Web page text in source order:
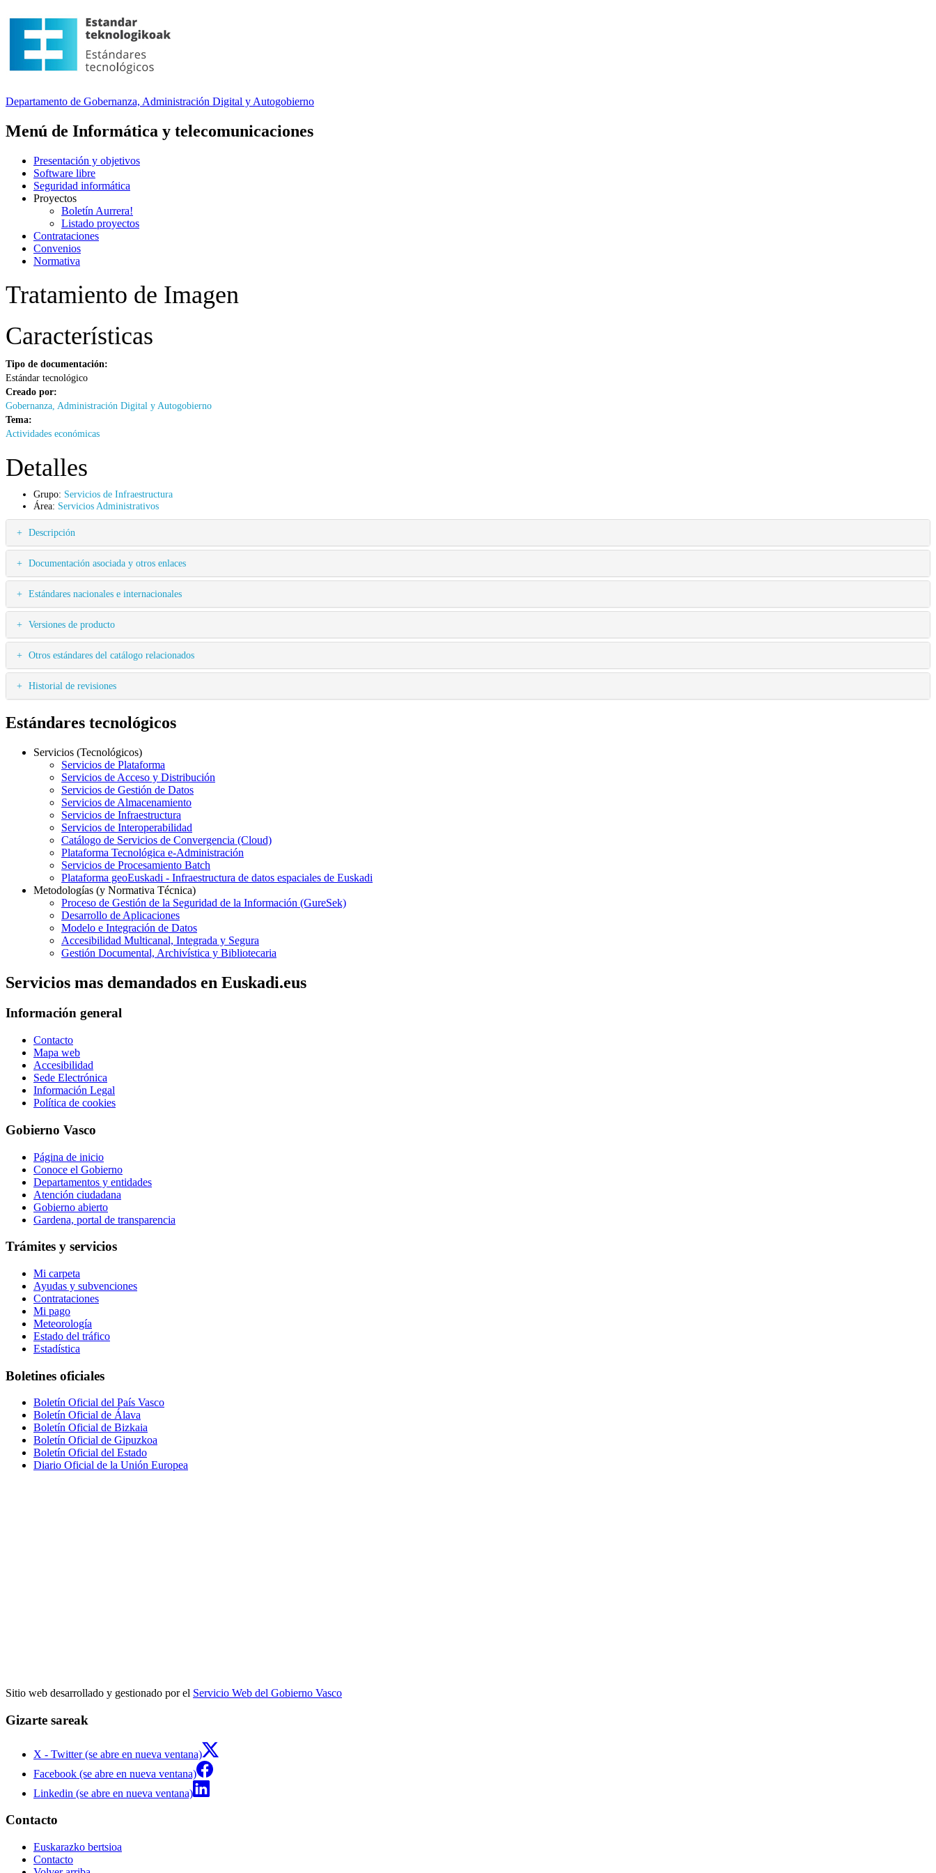
Departamento de Gobernanza, Administración Digital y Autogobierno
Menú de Informática y telecomunicaciones
Presentación y objetivos
Software libre
Seguridad informática
Proyectos
Boletín Aurrera!
Listado proyectos
Contrataciones
Convenios
Normativa
Tratamiento de Imagen
Características
Tipo de documentación:
Estándar tecnológico
Creado por:
Gobernanza, Administración Digital y Autogobierno
Tema:
Actividades económicas
Detalles
Grupo: Servicios de Infraestructura
Área: Servicios Administrativos
Descripción
Documentación asociada y otros enlaces
Estándares nacionales e internacionales
Versiones de producto
Otros estándares del catálogo relacionados
Historial de revisiones
Estándares tecnológicos
Servicios (Tecnológicos)
Servicios de Plataforma
Servicios de Acceso y Distribución
Servicios de Gestión de Datos
Servicios de Almacenamiento
Servicios de Infraestructura
Servicios de Interoperabilidad
Catálogo de Servicios de Convergencia (Cloud)
Plataforma Tecnológica e-Administración
Servicios de Procesamiento Batch
Plataforma geoEuskadi - Infraestructura de datos espaciales de Euskadi
Metodologías (y Normativa Técnica)
Proceso de Gestión de la Seguridad de la Información (GureSek)
Desarrollo de Aplicaciones
Modelo e Integración de Datos
Accesibilidad Multicanal, Integrada y Segura
Gestión Documental, Archivística y Bibliotecaria
Servicios mas demandados en Euskadi.eus
Información general
Contacto
Mapa web
Accesibilidad
Sede Electrónica
Información Legal
Política de cookies
Gobierno Vasco
Página de inicio
Conoce el Gobierno
Departamentos y entidades
Atención ciudadana
Gobierno abierto
Gardena, portal de transparencia
Trámites y servicios
Mi carpeta
Ayudas y subvenciones
Contrataciones
Mi pago
Meteorología
Estado del tráfico
Estadística
Boletines oficiales
Boletín Oficial del País Vasco
Boletín Oficial de Álava
Boletín Oficial de Bizkaia
Boletín Oficial de Gipuzkoa
Boletín Oficial del Estado
Diario Oficial de la Unión Europea
Sitio web desarrollado y gestionado por el Servicio Web del Gobierno Vasco
Gizarte sareak
X - Twitter (se abre en nueva ventana)
Facebook (se abre en nueva ventana)
Linkedin (se abre en nueva ventana)
Contacto
Euskarazko bertsioa
Contacto